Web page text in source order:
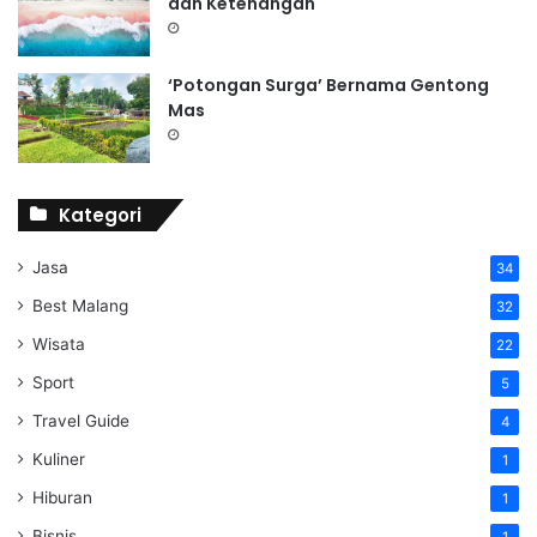
‘Potongan Surga’ Bernama Gentong
Mas
Kategori
Jasa 34
Best Malang 32
Wisata 22
Sport 5
Travel Guide 4
Kuliner 1
Hiburan 1